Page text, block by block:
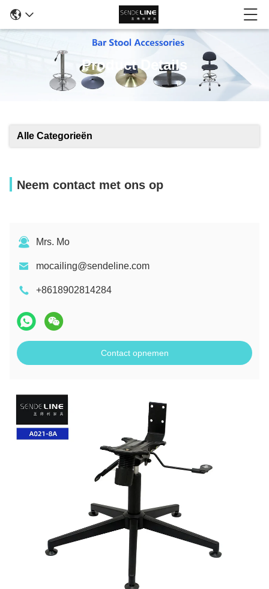
Product Details
Alle Categorieën
Neem contact met ons op
Mrs. Mo
mocailing@sendeline.com
+8618902814284
Contact opnemen